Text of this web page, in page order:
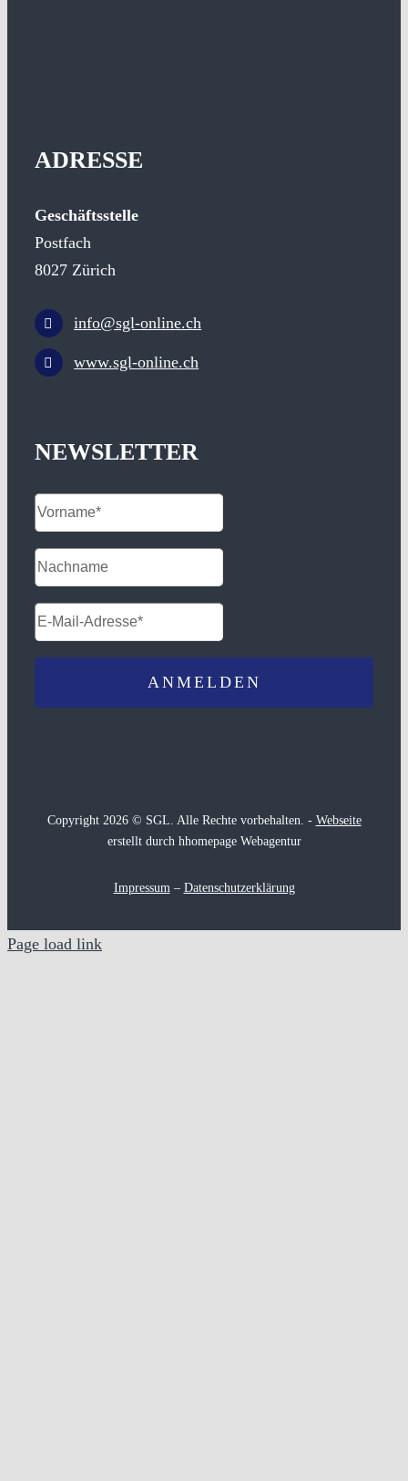
ADRESSE
Geschäftsstelle
Postfach
8027 Zürich
info@sgl-online.ch
www.sgl-online.ch
NEWSLETTER
Copyright 2026 © SGL. Alle Rechte vorbehalten. - Webseite
erstellt durch hhomepage Webagentur
Impressum– Datenschutzerklärung
Page load link